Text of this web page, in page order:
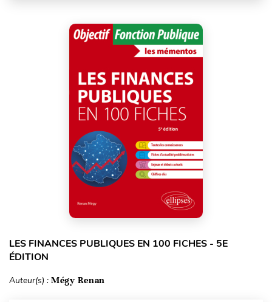
LES FINANCES PUBLIQUES EN 100 FICHES - 5E
ÉDITION
Auteur(s) : Mégy Renan